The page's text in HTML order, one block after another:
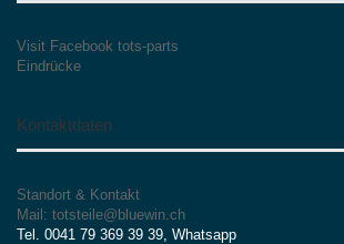
Visit Facebook tots-parts
Eindrücke
Kontaktdaten
Standort & Kontakt
Mail: totsteile@bluewin.ch
Tel. 0041 79 369 39 39, Whatsapp